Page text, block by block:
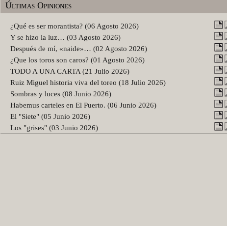
Últimas Opiniones
¿Qué es ser morantista? (06 Agosto 2026)
Y se hizo la luz… (03 Agosto 2026)
Después de mí, «naide»… (02 Agosto 2026)
¿Que los toros son caros? (01 Agosto 2026)
TODO A UNA CARTA (21 Julio 2026)
Ruiz Miguel historia viva del toreo (18 Julio 2026)
Sombras y luces (08 Junio 2026)
Habemus carteles en El Puerto. (06 Junio 2026)
El "Siete" (05 Junio 2026)
Los "grises" (03 Junio 2026)